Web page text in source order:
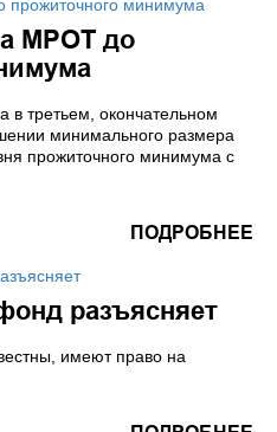
МРОТ до
в третьем, окончательном
минимального размера
прожиточного минимума с
ПОДРОБНЕЕ
разъясняет
имеют право на